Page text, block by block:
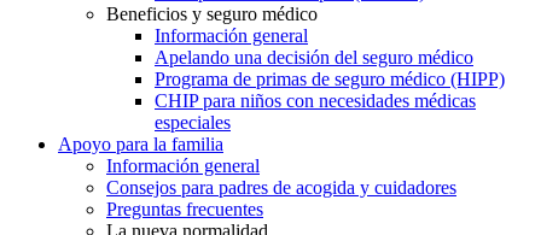
Beneficios y seguro médico
Información general
Apelando una decisión del seguro médico
Programa de primas de seguro médico (HIPP)
CHIP para niños con necesidades médicas
especiales
Apoyo para la familia
Información general
Consejos para padres de acogida y cuidadores
Preguntas frecuentes
La nueva normalidad